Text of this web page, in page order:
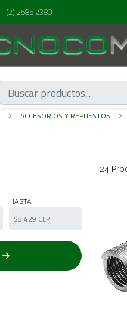
(2) 2585 2380
ACCESORIOS Y REPUESTOS
HASTA
24